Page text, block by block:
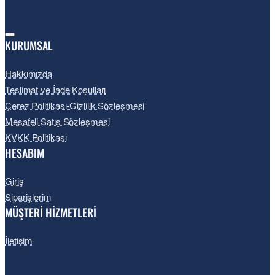
KURUMSAL
Hakkımızda
Teslimat ve İade Koşulları
Çerez Politikası-Gizlilik Sözleşmesi
Mesafeli Satış Sözleşmesi
KVKK Politikası
HESABIM
Giriş
Siparişlerim
MÜŞTERİ HİZMETLERİ
İletişim